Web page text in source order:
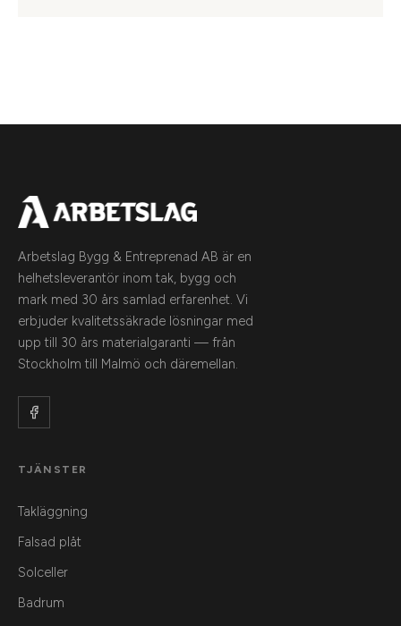
Arbetslag Bygg & Entreprenad AB är en
helhetsleverantör inom tak, bygg och
mark med 30 års samlad erfarenhet. Vi
erbjuder kvalitetssäkrade lösningar med
upp till 30 års materialgaranti — från
Stockholm till Malmö och däremellan.
TJÄNSTER
Takläggning
Falsad plåt
Solceller
Badrum